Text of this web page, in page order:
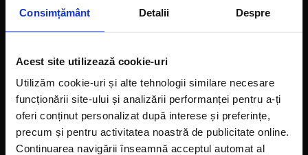
Consimțământ Detalii Despre
Acest site utilizează cookie-uri
Utilizăm cookie-uri și alte tehnologii similare necesare
funcționării site-ului și analizării performanței pentru a-ți
oferi conținut personalizat după interese și preferințe,
precum și pentru activitatea noastră de publicitate online.
Continuarea navigării înseamnă acceptul automat al
Companie
Magazine
Despre noi
LaDoiPași Extra
Hora reciclării